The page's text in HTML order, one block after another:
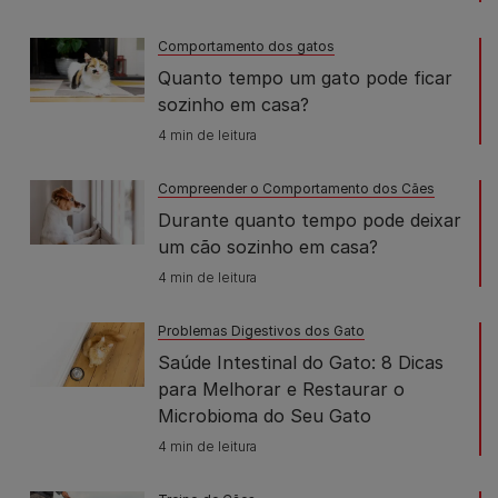
Comportamento dos gatos
Quanto tempo um gato pode ficar
sozinho em casa?
4 min de leitura
Compreender o Comportamento dos Cães
Durante quanto tempo pode deixar
um cão sozinho em casa?
4 min de leitura
Problemas Digestivos dos Gato
Saúde Intestinal do Gato: 8 Dicas
para Melhorar e Restaurar o
Microbioma do Seu Gato
4 min de leitura